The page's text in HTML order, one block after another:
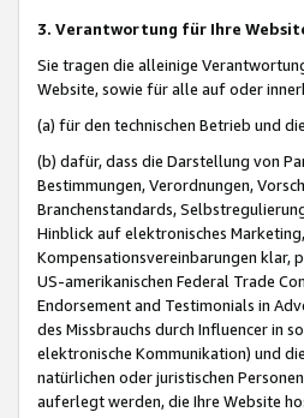
3. Verantwortung für Ihre
Sie tragen die alleinige
Website, sowie für alle auf oder
(a) für den technischen Betrieb und
(b) dafür, dass die Darstellung von
Bestimmungen, Verordnungen,
Branchenstandards,
Hinblick auf elektronisches
Kompensationsvereinbarungen klar,
US-amerikanischen Federal Trade
Endorsement and Testimonials in
des Missbrauchs durch Influencer in
elektronische Kommunikation) und
natürlichen oder juristischen
auferlegt werden, die Ihre Website